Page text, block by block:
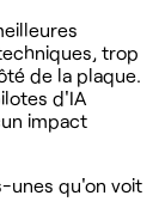
trop
de la plaque.
d'IA
impact
unes qu'on voit